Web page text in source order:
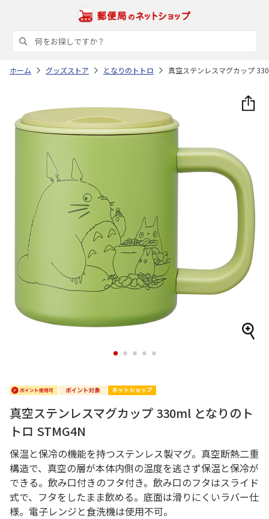
ホーム グッズストア となりのトトロ 真空ステンレスマグカップ
1 2 3 4 5
真空ステンレスマグカップ 330ml となりのト
トロ STMG4N
保温と保冷の機能を持つステンレス製マグ。真空断熱二重
構造で、真空の層が本体内側の温度を逃さず保温と保冷が
できる。飲み口付きのフタ付き。飲み口のフタはスライド
式で、フタをしたまま飲める。底面は滑りにくいラバー仕
様。電子レンジと食洗機は使用不可。